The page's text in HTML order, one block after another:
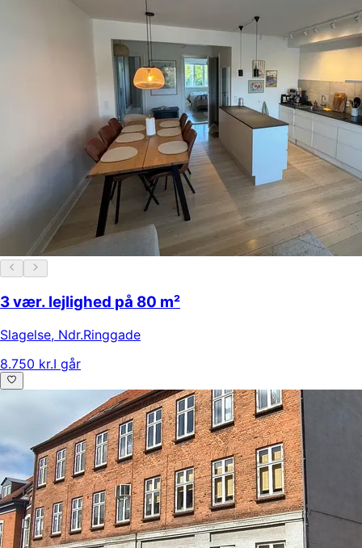
3 vær. lejlighed på 80 m²
Slagelse, Ndr.Ringgade
8.750 kr.I går